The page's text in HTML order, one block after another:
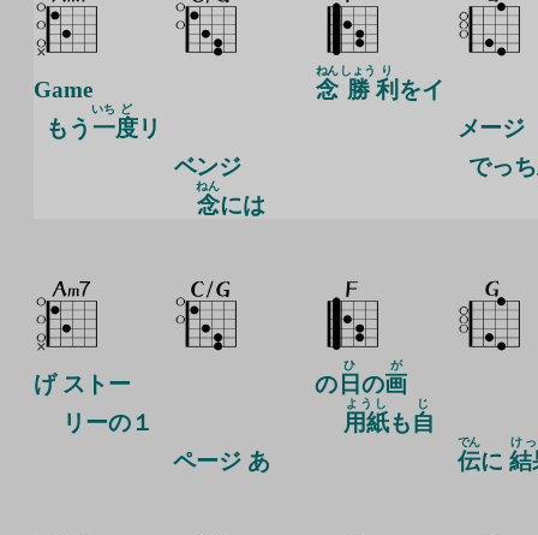
Game
もう 一
いち
度
ど
リ
ベンジ
念
ねん
には
念
ねん
勝
しょう
利
り
をイ
メージ
でっち
げ ストー
リーの１
ページ あ
の 日
ひ
の画
が
用紙
ようし
も自
じ
伝
でん
に 結
け